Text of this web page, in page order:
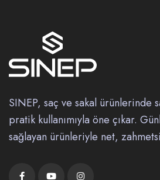
SINEP, saç ve sakal ürünlerinde
pratik kullanımıyla öne çıkar.
sağlayan ürünleriyle net,